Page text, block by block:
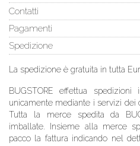
Contatti
Pagamenti
Spedizione
La spedizione è gratuita in tutta
BUGSTORE effettua
unicamente mediante i servizi dei
Tutta la merce spedita da
imballate. Insieme alla merce
pacco la fattura indicando nel